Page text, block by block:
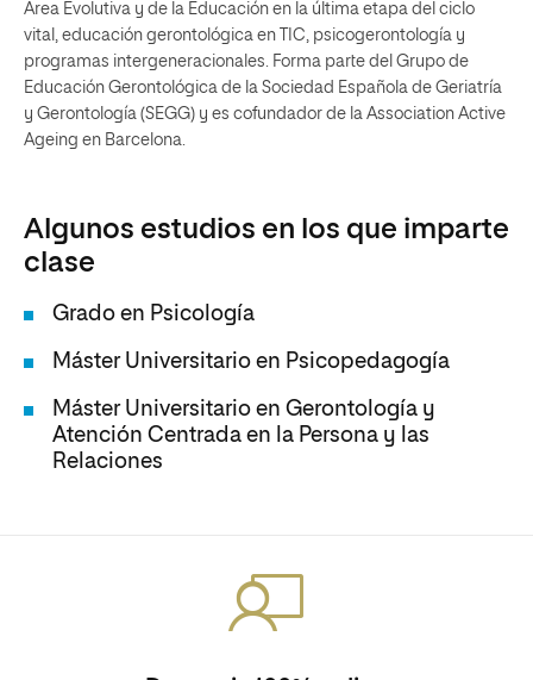
Área Evolutiva y de la Educación en la última etapa del ciclo
vital, educación gerontológica en TIC, psicogerontología y
programas intergeneracionales. Forma parte del Grupo de
Educación Gerontológica de la Sociedad Española de Geriatría
y Gerontología (SEGG) y es cofundador de la Association Active
Ageing en Barcelona.
Algunos estudios en los que imparte
clase
Grado en Psicología
Máster Universitario en Psicopedagogía
Máster Universitario en Gerontología y
Atención Centrada en la Persona y las
Relaciones